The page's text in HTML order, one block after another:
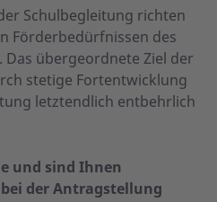
Schulbegleitung richten
Förderbedürfnissen des
Das übergeordnete Ziel der
stetige Fortentwicklung
letztendlich entbehrlich
und sind Ihnen
der Antragstellung